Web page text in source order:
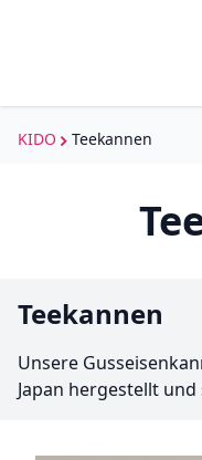
KIDO
Kimono
Kissen
Galerie
KIDO Teekannen
Teekannen
Unsere
Japan hergestellt